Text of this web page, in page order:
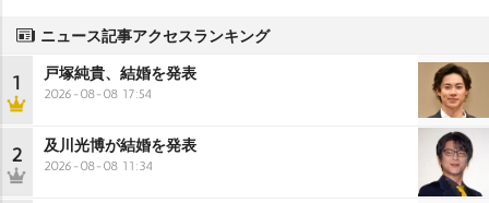
ニュース記事アクセスランキング
1 戸塚純貴、結婚を発表
2026-08-08 17:54
2 及川光博が結婚を発表
2026-08-08 11:34